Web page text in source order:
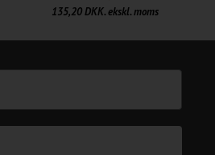
135,20 DKK. ekskl. moms